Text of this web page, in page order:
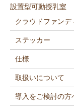
設置型可動授乳室
クラウドファンデ
ステッカー
仕様
取扱いについて
導入をご検討の方